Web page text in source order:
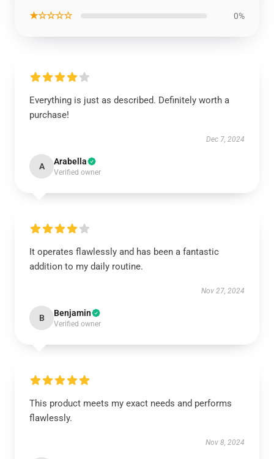
★☆☆☆☆ 0%
Everything is just as described. Definitely worth a
purchase!
Dec 7, 2024
A Arabella
Verified owner
It operates flawlessly and has been a fantastic
addition to my daily routine.
Nov 27, 2024
B Benjamin
Verified owner
This product meets my exact needs and performs
flawlessly.
Nov 8, 2024